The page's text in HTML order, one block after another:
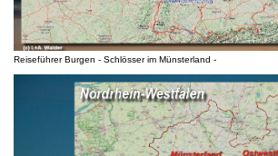
Reiseführer Burgen - Schlösser im Münsterland -